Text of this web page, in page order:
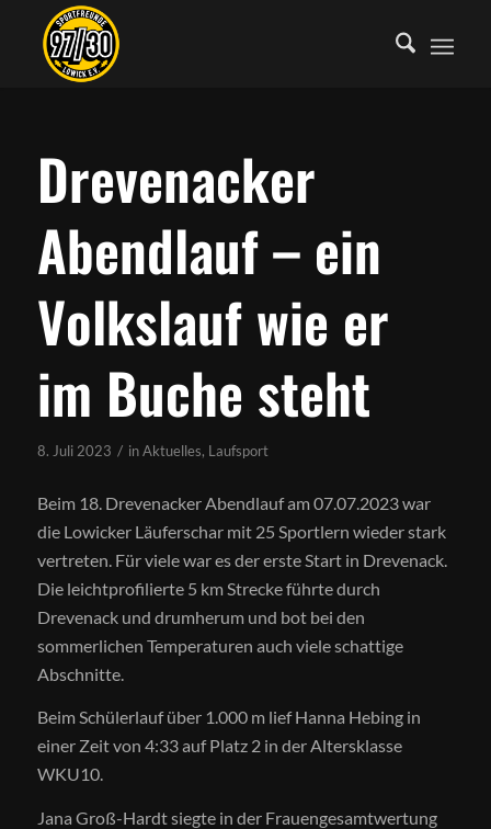
Drevenacker
Abendlauf – ein
Volkslauf wie er
im Buche steht
8. Juli 2023 / inAktuelles, Laufsport
Beim 18. Drevenacker Abendlauf am 07.07.2023 war
die Lowicker Läuferschar mit 25 Sportlern wieder stark
vertreten. Für viele war es der erste Start in Drevenack.
Die leichtprofilierte 5 km Strecke führte durch
Drevenack und drumherum und bot bei den
sommerlichen Temperaturen auch viele schattige
Abschnitte.
Beim Schülerlauf über 1.000 m lief Hanna Hebing in
einer Zeit von 4:33 auf Platz 2 in der Altersklasse
WKU10.
Jana Groß-Hardt siegte in der Frauengesamtwertung